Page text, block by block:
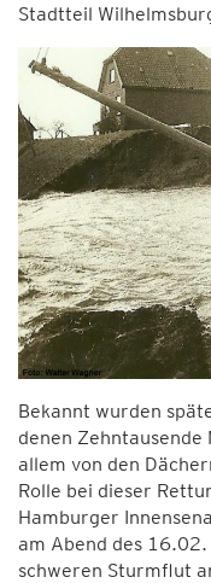
Stadtteil
Bekannt wurden
denen Zehntausende
allem von den
Rolle bei dieser
Hamburger
am Abend des
schweren Sturmflut